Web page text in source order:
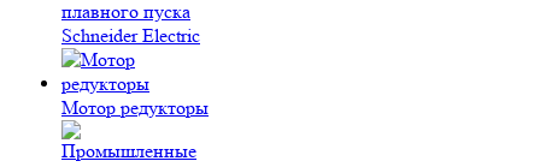
плавного пуска
Schneider Electric
Мотор редукторы